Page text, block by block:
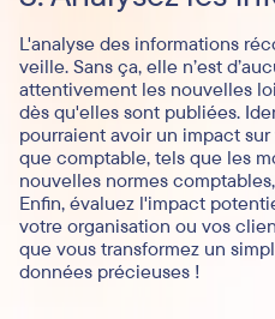
L'analyse des informations
veille. Sans ça, elle n’est
attentivement les nouvelles
dès qu'elles sont publiées.
pourraient avoir un impact
que comptable, tels que les
nouvelles normes
Enfin, évaluez l'impact
votre organisation ou vos
que vous transformez un
données précieuses !